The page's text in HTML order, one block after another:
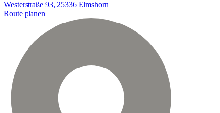
Westerstraße 93, 25336 Elmshorn
Route planen